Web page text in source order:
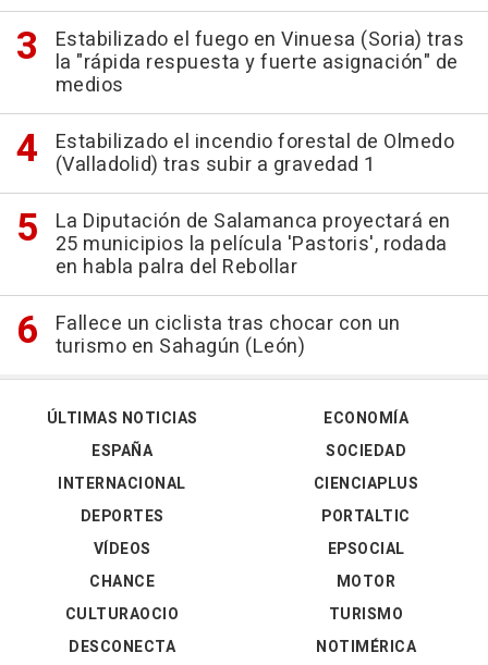
Estabilizado el fuego en Vinuesa (Soria) tras
la "rápida respuesta y fuerte asignación" de
medios
Estabilizado el incendio forestal de Olmedo
(Valladolid) tras subir a gravedad 1
La Diputación de Salamanca proyectará en
25 municipios la película 'Pastoris', rodada
en habla palra del Rebollar
Fallece un ciclista tras chocar con un
turismo en Sahagún (León)
ÚLTIMAS NOTICIAS
ESPAÑA
INTERNACIONAL
DEPORTES
VÍDEOS
ECONOMÍA
SOCIEDAD
CIENCIAPLUS
PORTALTIC
EPSOCIAL
CHANCE
CULTURAOCIO
DESCONECTA
MOTOR
TURISMO
NOTIMÉRICA